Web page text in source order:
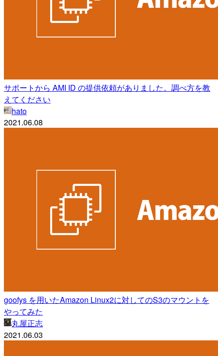
サポートから AMI ID の提供依頼がありました。調べ方を教
えてください
hato
2021.06.08
goofys を用いたAmazon Linux2に対してのS3のマウントを
やってみた
丸屋正志
2021.06.03